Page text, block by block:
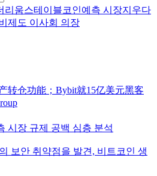
리움스테이블코인예측 시장지우다
제도 이사회 의장
转仓功能；Bybit就15亿美元黑客
시장 규제 공백 심층 분석
보안 취약점을 발견, 비트코인 생